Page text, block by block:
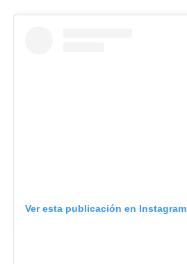
Ver esta publicación en Instagram